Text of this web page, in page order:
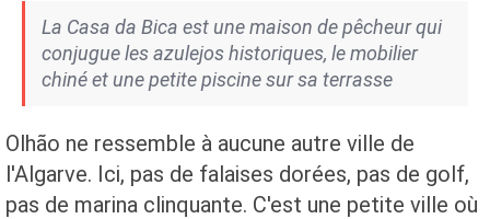
La Casa da Bica est une maison de pêcheur qui
conjugue les azulejos historiques, le mobilier
chiné et une petite piscine sur sa terrasse
Olhão ne ressemble à aucune autre ville de
l'Algarve. Ici, pas de falaises dorées, pas de golf,
pas de marina clinquante. C'est une petite ville où